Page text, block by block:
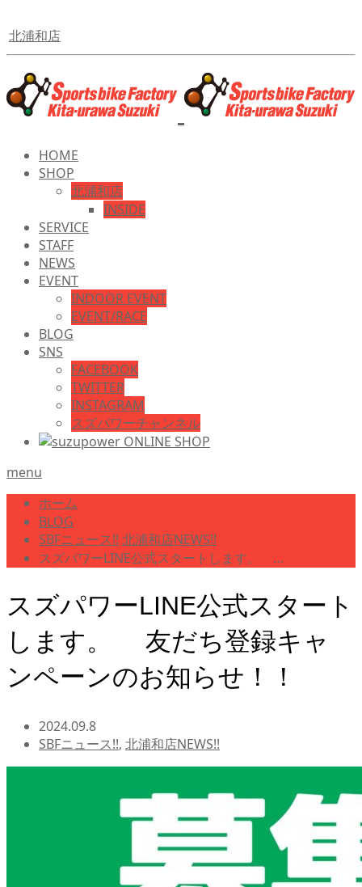
北浦和店
HOME
SHOP
北浦和店
INSIDE
SERVICE
STAFF
NEWS
EVENT
INDOOR EVENT
EVENT/RACE
BLOG
SNS
FACEBOOK
TWITTER
INSTAGRAM
スズパワーチャンネル
menu
ホーム
BLOG
SBFニュース!! 北浦和店NEWS!!
スズパワーLINE公式スタートします。 …
スズパワーLINE公式スタート
します。 友だち登録キャ
ンペーンのお知らせ！！
2024.09.8
SBFニュース!!, 北浦和店NEWS!!